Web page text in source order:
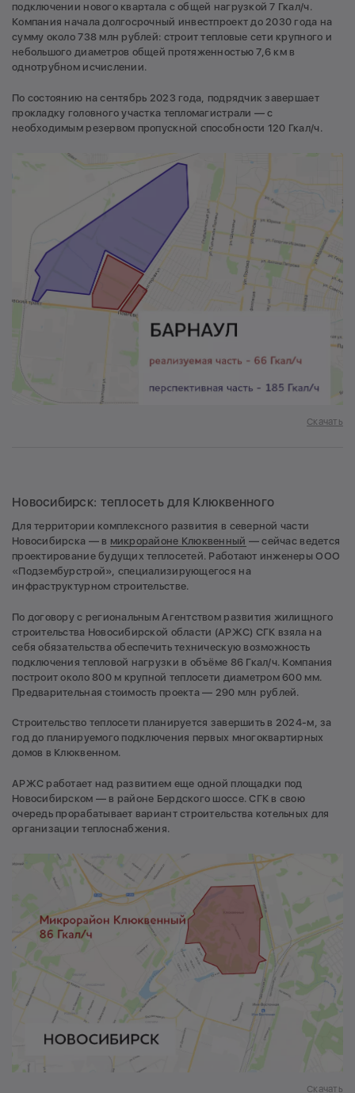
подключении нового квартала с общей нагрузкой 7 Гкал/ч.
Компания начала долгосрочный инвестпроект до 2030 года на
сумму около 738 млн рублей: строит тепловые сети крупного и
небольшого диаметров общей протяженностью 7,6 км в
однотрубном исчислении.
По состоянию на сентябрь 2023 года, подрядчик завершает
прокладку головного участка тепломагистрали — с
необходимым резервом пропускной способности 120 Гкал/ч.
Скачать
Новосибирск: теплосеть для Клюквенного
Для территории комплексного развития в северной части
Новосибирска — в микрорайоне Клюквенный — сейчас ведется
проектирование будущих теплосетей. Работают инженеры ООО
«Подзембурстрой», специализирующегося на
инфраструктурном строительстве.
По договору с региональным Агентством развития жилищного
строительства Новосибирской области (АРЖС) СГК взяла на
себя обязательства обеспечить техническую возможность
подключения тепловой нагрузки в объёме 86 Гкал/ч. Компания
построит около 800 м крупной теплосети диаметром 600 мм.
Предварительная стоимость проекта — 290 млн рублей.
Строительство теплосети планируется завершить в 2024-м, за
год до планируемого подключения первых многоквартирных
домов в Клюквенном.
АРЖС работает над развитием еще одной площадки под
Новосибирском — в районе Бердского шоссе. СГК в свою
очередь прорабатывает вариант строительства котельных для
организации теплоснабжения.
Скачать